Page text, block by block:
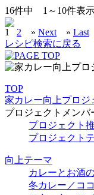
16件中 1～10件表
1 2 » Next » Last
レシピ検索に戻る
TOP
家カレー向上プロジ
プロジェクトメンバ
プロジェクト
プロジェクト
向上テーマ
カレーとお酒
冬カレー／コ